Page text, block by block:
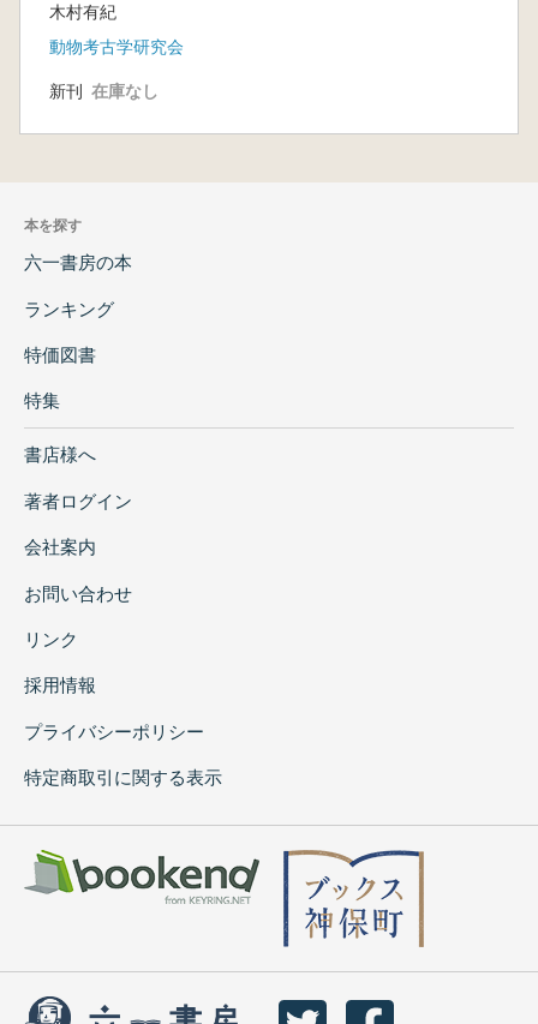
木村有紀
動物考古学研究会
新刊 在庫なし
本を探す
六一書房の本
ランキング
特価図書
特集
書店様へ
著者ログイン
会社案内
お問い合わせ
リンク
採用情報
プライバシーポリシー
特定商取引に関する表示